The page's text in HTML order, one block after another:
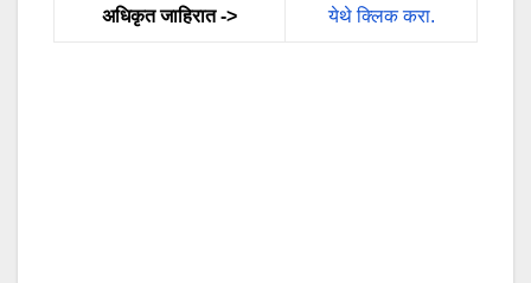
अधिकृत जाहिरात -> येथे क्लिक करा.